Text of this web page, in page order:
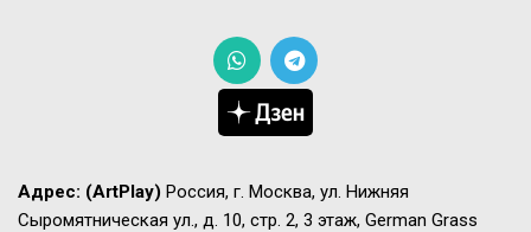
Адрес: (ArtPlay) Россия, г. Москва, ул. Нижняя
Сыромятническая ул., д. 10, стр. 2, 3 этаж, German Grass